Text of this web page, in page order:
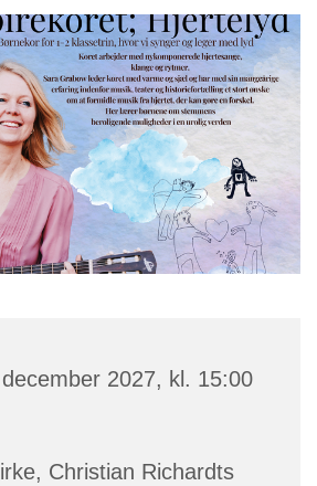
2027, kl. 15:00
Christian Richardts